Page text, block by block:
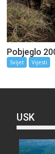
Pobjeglo
Svijet Vijesti
USK